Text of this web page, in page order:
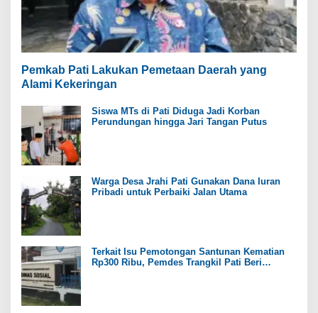
Pemkab Pati Lakukan Pemetaan Daerah yang
Alami Kekeringan
Siswa MTs di Pati Diduga Jadi Korban
Perundungan hingga Jari Tangan Putus
Warga Desa Jrahi Pati Gunakan Dana Iuran
Pribadi untuk Perbaiki Jalan Utama
Terkait Isu Pemotongan Santunan Kematian
Rp300 Ribu, Pemdes Trangkil Pati Beri